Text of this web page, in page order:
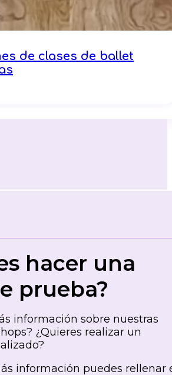
de clases de ballet
hacer una
prueba?
información sobre nuestras
¿Quieres realizar un
información puedes rellenar